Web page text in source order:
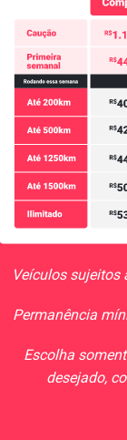
Veículos sujeitos
Permanência
Escolha
desejado,